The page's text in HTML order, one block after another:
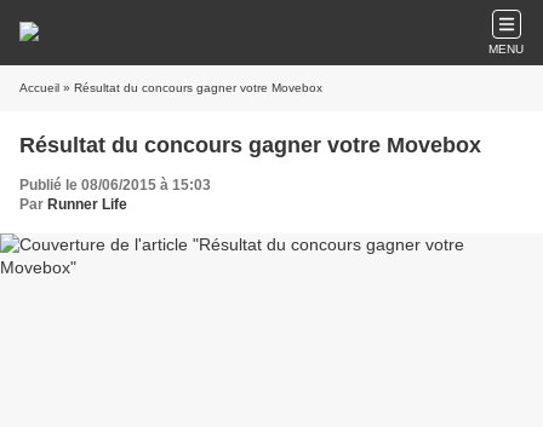
MENU
Accueil » Résultat du concours gagner votre Movebox
Résultat du concours gagner votre Movebox
Publié le 08/06/2015 à 15:03
Par Runner Life